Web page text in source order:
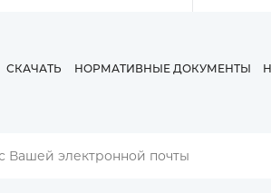
СКАЧАТЬ НОРМАТИВНЫЕ ДОКУМЕНТЫ